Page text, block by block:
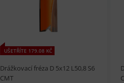
UŠETŘÍTE 179.08 KČ
Drážkovací fréza D 5x12 L50,8 S6
CMT